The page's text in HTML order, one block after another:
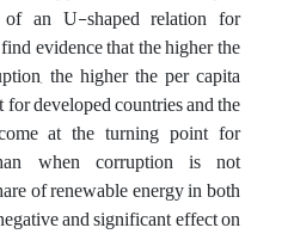
of an U-shaped relation for
evidence that the higher the
the higher the per capita
developed countries and the
at the turning point for
when corruption is not
of renewable energy in both
and significant effect on